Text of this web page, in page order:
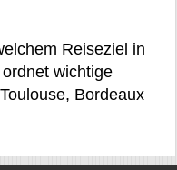
Reiseziel in
wichtige
Bordeaux